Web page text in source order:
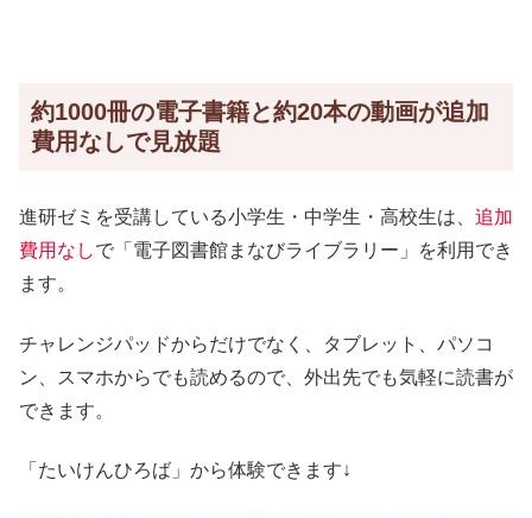
約1000冊の電子書籍と約20本の動画が追加
費用なしで見放題
進研ゼミを受講している小学生・中学生・高校生は、 追加
費用 なしで「電子図書館まなびライブラリー」を利用でき
ます。
チャレンジパッドからだけでなく、タブレット、パソコ
ン、スマホからでも読めるので、外出先でも気軽に読書が
できます。
「たいけんひろば」から体験できます↓